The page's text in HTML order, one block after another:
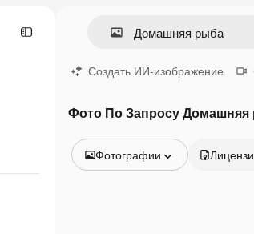
Создать ИИ-изображение
Фото По Запросу
Фотографии